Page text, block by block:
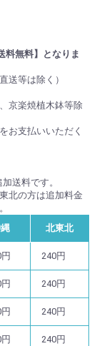
料無料】となりま
送等は除く）
京楽焼植木鉢等除
お支払いいただく
送料です。
北の方は追加料金
北東北
240円
240円
240円
240円